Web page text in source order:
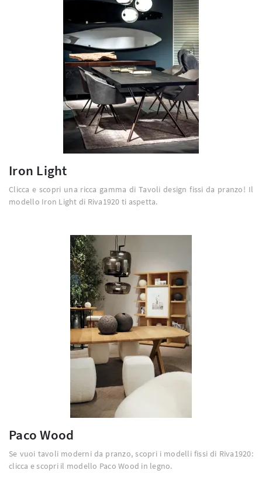
Iron Light
Clicca e scopri una ricca gamma di Tavoli design fissi da pranzo! Il
modello Iron Light di Riva1920 ti aspetta.
Paco Wood
Se vuoi tavoli moderni da pranzo, scopri i modelli fissi di Riva1920:
clicca e scopri il modello Paco Wood in legno.